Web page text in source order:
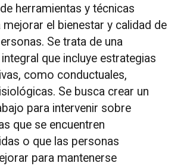
herramientas y técnicas
mejorar el bienestar y calidad de
Se trata de una
que incluye estrategias
como conductuales,
Se busca crear un
para intervenir sobre
que se encuentren
o que las personas
para mantenerse